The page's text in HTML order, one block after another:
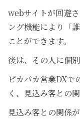
webサイトが回遊
ング機能により「
ことができます。
後は、その人に個
ピカパカ営業DXで
く、見込み客との
見込み客との関係